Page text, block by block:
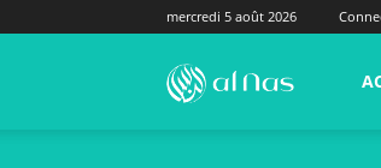
mercredi 5 août 2026
alNas.fr